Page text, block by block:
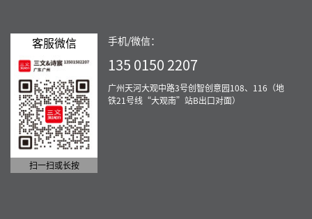
客服微信
扫一扫或长按
手机/微信：
135 0150 2207
广州天河大观中路3号创智创意园108、116（地
铁21号线“大观南”站B出口对面）